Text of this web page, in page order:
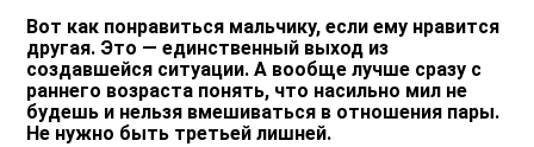
Вот как понравиться мальчику, если ему нравится
другая. Это — единственный выход из
создавшейся ситуации. А вообще лучше сразу с
раннего возраста понять, что насильно мил не
будешь и нельзя вмешиваться в отношения пары.
Не нужно быть третьей лишней.